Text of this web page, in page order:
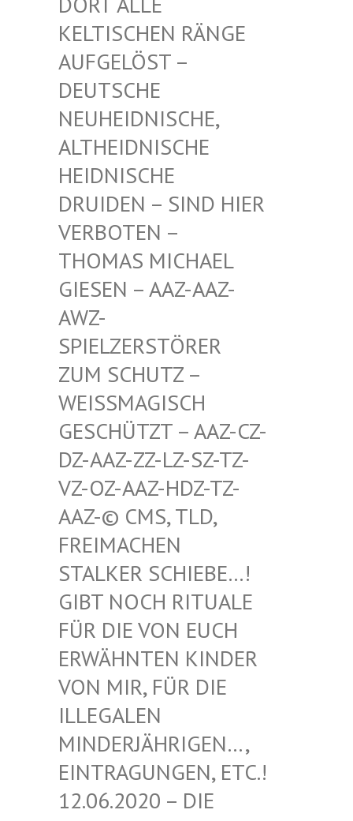
ELTISCHEN RÄNGE A
UFGELÖST – D
EUTSCHE N
EUHEIDNISCHE, A
LTHEIDNISCHE H
EIDNISCHE D
RUIDEN – SIND HIER V
ERBOTEN – T
HOMAS MICHAEL G
IESEN – AAZ-AAZ-A
WZ-S
PIELZERSTÖRER Z
UM SCHUTZ – W
EISSMAGISCH GE
SCHÜTZT – AAZ-CZ-DZ
-AAZ-ZZ-LZ-SZ-TZ-VZ
-OZ-AAZ-HDZ-TZ-AA
Z-© CMS, TLD, FR
EIMACHEN ST
ALKER SCHIEBE…! GI
BT NOCH RITUALE FÜ
R DIE VON EUCH ER
WÄHNTEN KINDER VO
N MIR, FÜR DIE IL
LEGALEN MI
NDERJÄHRIGEN…, EI
NTRAGUNGEN, ETC.! 12
.06.2020 – DIE RE